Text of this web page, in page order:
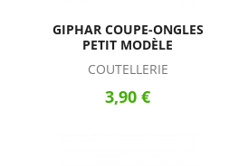
GIPHAR COUPE-ONGLES
PETIT MODÈLE
COUTELLERIE
3,90 €